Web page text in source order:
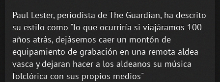
Paul Lester, periodista de The Guardian, ha descrito
su estilo como "lo que ocurriría si viajáramos 100
años atrás, dejásemos caer un montón de
equipamiento de grabación en una remota aldea
vasca y dejaran hacer a los aldeanos su música
folclórica con sus propios medios"